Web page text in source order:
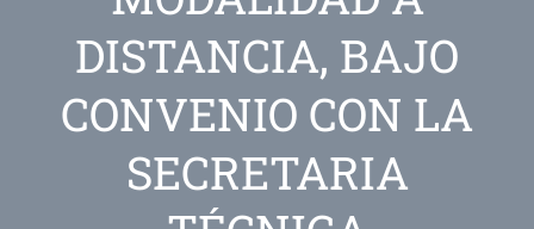
DISTANCIA, BAJO
CONVENIO CON LA
SECRETARIA